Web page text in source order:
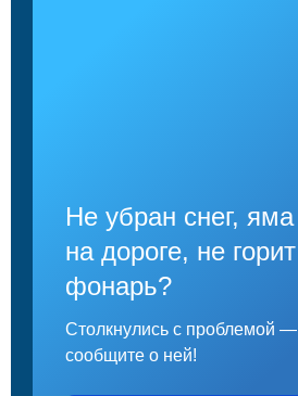
Не убран снег, яма
на дороге, не горит
фонарь?
Столкнулись с проблемой —
сообщите о ней!